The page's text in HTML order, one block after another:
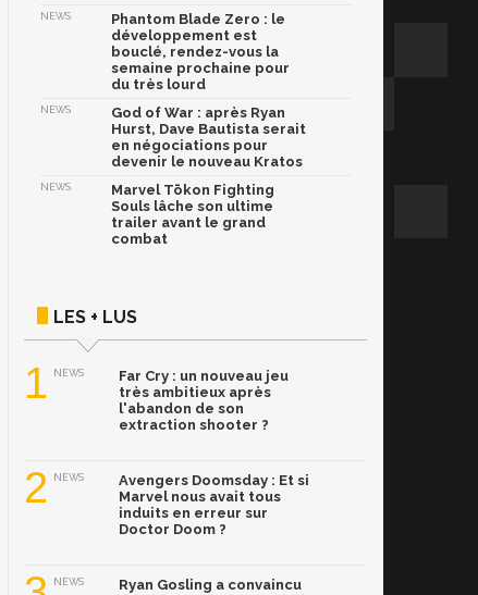
NEWS
Phantom Blade Zero : le
développement est
bouclé, rendez-vous la
semaine prochaine pour
du très lourd
NEWS
God of War : après Ryan
Hurst, Dave Bautista serait
en négociations pour
devenir le nouveau Kratos
NEWS
Marvel Tōkon Fighting
Souls lâche son ultime
trailer avant le grand
combat
LES + LUS
1 NEWS
Far Cry : un nouveau jeu
très ambitieux après
l'abandon de son
extraction shooter ?
2 NEWS
Avengers Doomsday : Et si
Marvel nous avait tous
induits en erreur sur
Doctor Doom ?
NEWS
Ryan Gosling a convaincu